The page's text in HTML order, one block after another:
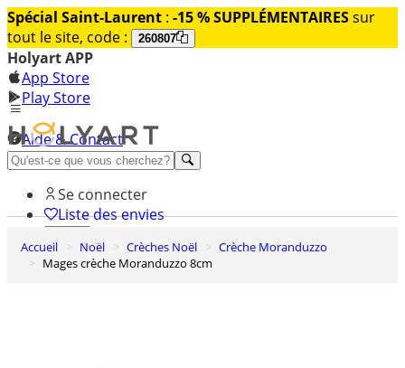
Spécial Saint-Laurent : -15 % SUPPLÉMENTAIRESsur
tout le site, code :
260807
Holyart APP
App Store
Play Store
Aide & Contact
Découvrez Premium
Se connecter
Liste des envies
0
Panier
Accueil Noël Crèches Noël
Crèche Moranduzzo
Mages crèche Moranduzzo 8cm